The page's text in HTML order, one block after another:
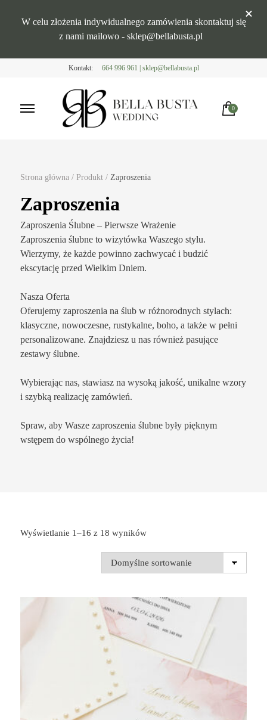
W celu złożenia indywidualnego zamówienia skontaktuj się
z nami mailowo - sklep@bellabusta.pl
Kontakt: 664 996 961 | sklep@bellabusta.pl
0
Strona główna / Produkt / Zaproszenia
Zaproszenia
Zaproszenia Ślubne – Pierwsze Wrażenie
Zaproszenia ślubne to wizytówka Waszego stylu.
Wierzymy, że każde powinno zachwycać i budzić
ekscytację przed Wielkim Dniem.
Nasza Oferta
Oferujemy zaproszenia na ślub w różnorodnych stylach:
klasyczne, nowoczesne, rustykalne, boho, a także w pełni
personalizowane. Znajdziesz u nas również pasujące
zestawy ślubne.
Wybierając nas, stawiasz na wysoką jakość, unikalne wzory
i szybką realizację zamówień.
Spraw, aby Wasze zaproszenia ślubne były pięknym
wstępem do wspólnego życia!
Wyświetlanie 1–16 z 18 wyników